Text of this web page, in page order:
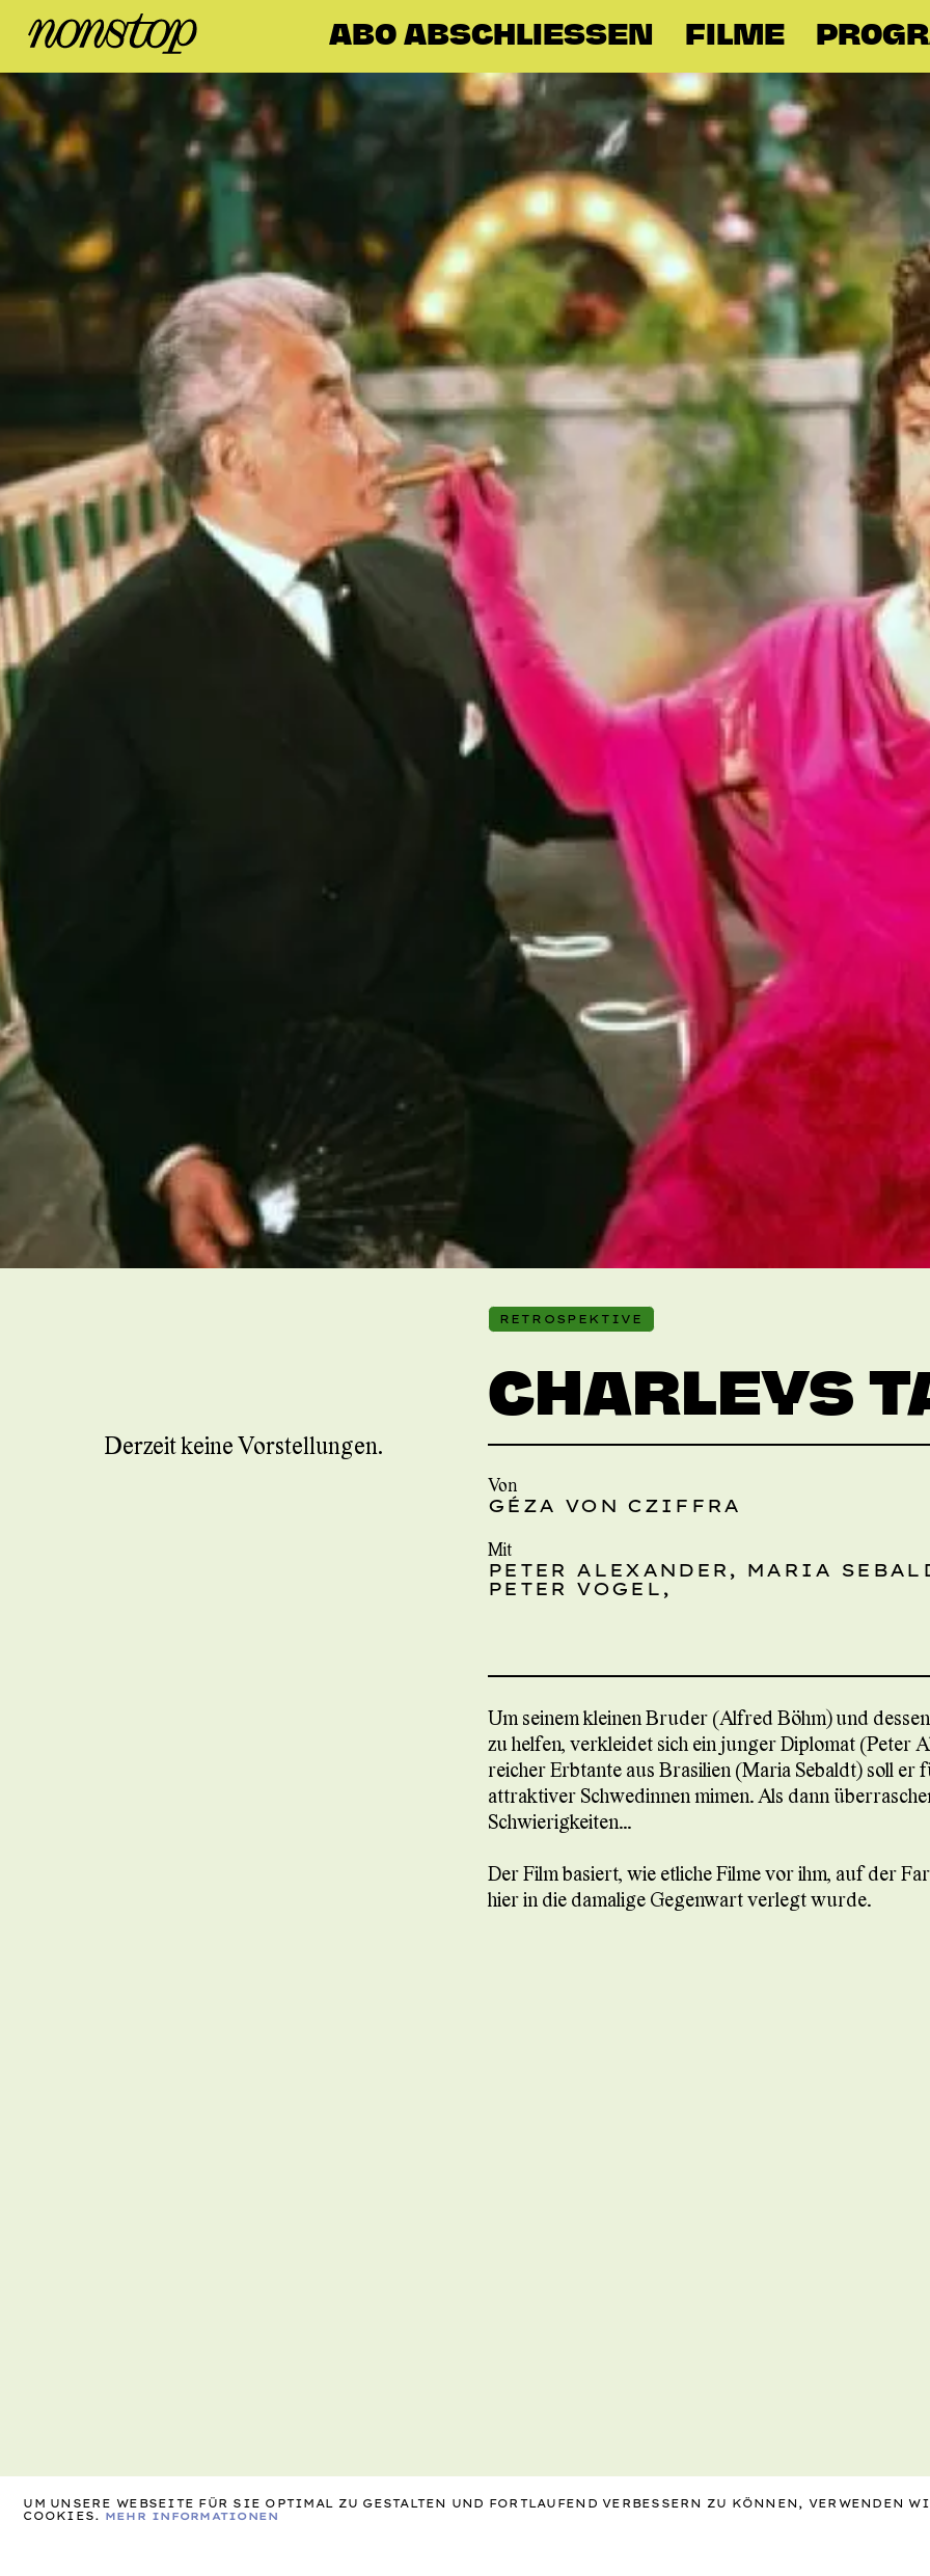
ABO ABSCHLIESSEN FILME
Derzeit keine Vorstellungen.
RETROSPEKTIVE
CHARLEYS
Von
GÉZA VON CZIFFRA
Mit
PETER ALEXANDER, MARIA
PETER VOGEL,
Um seinem kleinen Bruder (Alfred Böhm) und
zu helfen, verkleidet sich ein junger Diplomat (Peter
reicher Erbtante aus Brasilien (Maria Sebaldt) soll
attraktiver Schwedinnen mimen. Als dann
Schwierigkeiten...
Der Film basiert, wie etliche Filme vor ihm, auf der
hier in die damalige Gegenwart verlegt wurde.
UM UNSERE WEBSEITE FÜR SIE OPTIMAL ZU GESTALTEN UND FORTLAUFEND VERBESSERN ZU KÖNNEN, VERWENDEN
COOKIES. MEHR INFORMATIONEN